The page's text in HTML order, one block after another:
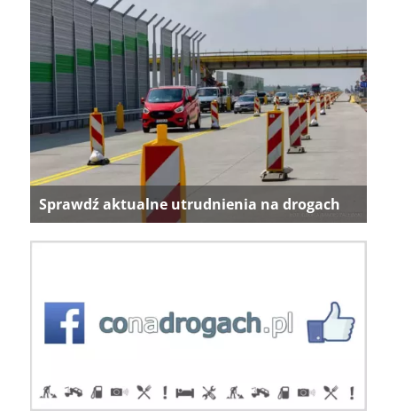
Sprawdź aktualne utrudnienia na drogach